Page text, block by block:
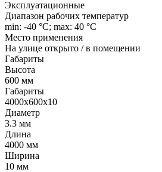
Эксплуатационные
Диапазон рабочих температур
min: -40 °C; max: 40 °C
Место применения
На улице открыто / в помещении
Габариты
Высота
600 мм
Габариты
4000x600x10
Диаметр
3.3 мм
Длина
4000 мм
Ширина
10 мм